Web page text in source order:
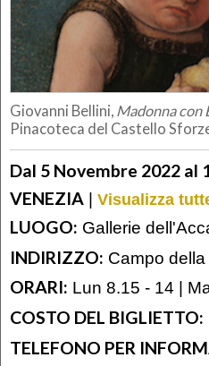
Giovanni Bellini, Madonna con
Pinacoteca del Castello
Dal 5 Novembre 2022 al
VENEZIA | Visualizza
LUOGO: Gallerie
INDIRIZZO: Campo
ORARI: Lun 8.15 - 14 |
COSTO DEL BIGLIETTO:
TELEFONO PER